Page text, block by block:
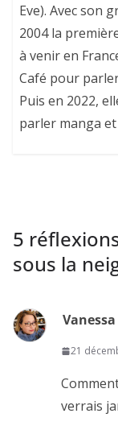
Eve). Avec son
2004 la
à venir en
Café pour
Puis en 2022,
parler manga
5
sous la
Vanessa
21
verrais